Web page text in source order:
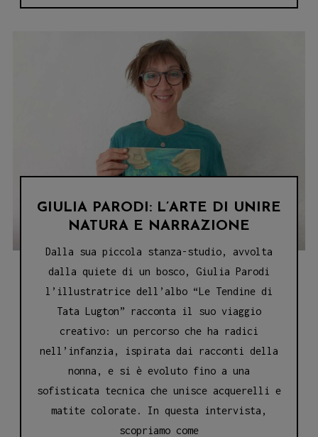
Autore
‘Mimmo
il
Pirata’
GIULIA PARODI: L’ARTE DI UNIRE
NATURA E NARRAZIONE
Dalla sua piccola stanza-studio, avvolta
dalla quiete di un bosco, Giulia Parodi
l’illustratrice dell’albo “Le Tendine di
Tata Lugton” racconta il suo viaggio
creativo: un percorso che ha radici
nell’infanzia, ispirata dai racconti della
nonna, e si è evoluto fino a una
sofisticata tecnica che unisce acquerelli e
matite colorate. In questa intervista,
scopriamo come